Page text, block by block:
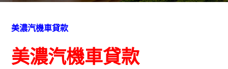
美濃汽機車貸款
美濃汽機車貸款